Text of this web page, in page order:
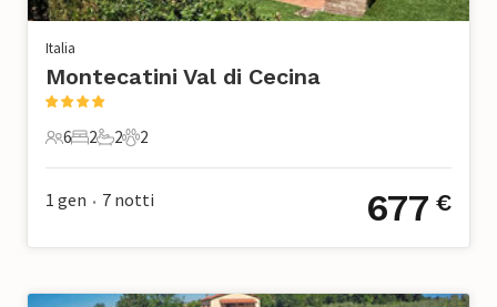
Italia
Montecatini Val di Cecina
6 Ospiti
6
2 Camere da letto
2
2 Bagni
2
2 Animali domestici
2
1 gen • 7 notti 677 €